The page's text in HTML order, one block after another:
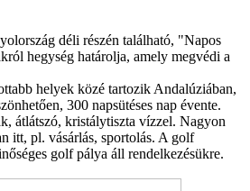
déli részén található, "Napos
hegység határolja, amely megvédi a
helyek közé tartozik Andalúziában,
300 napsütéses nap évente.
átlátszó, kristálytiszta vízzel. Nagyon
itt, pl. vásárlás, sportolás. A golf
golf pálya áll rendelkezésükre.